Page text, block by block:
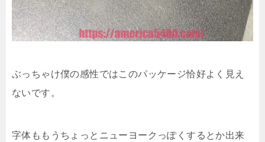
ぶっちゃけ僕の感性ではこのパッケージ恰好よく見え
ないです。
字体ももうちょっとニューヨークっぽくするとか出来